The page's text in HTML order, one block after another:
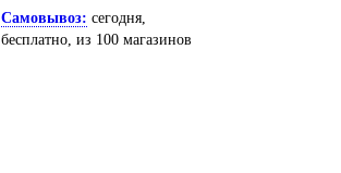
Самовывоз: сегодня,
бесплатно , из 100 магазинов